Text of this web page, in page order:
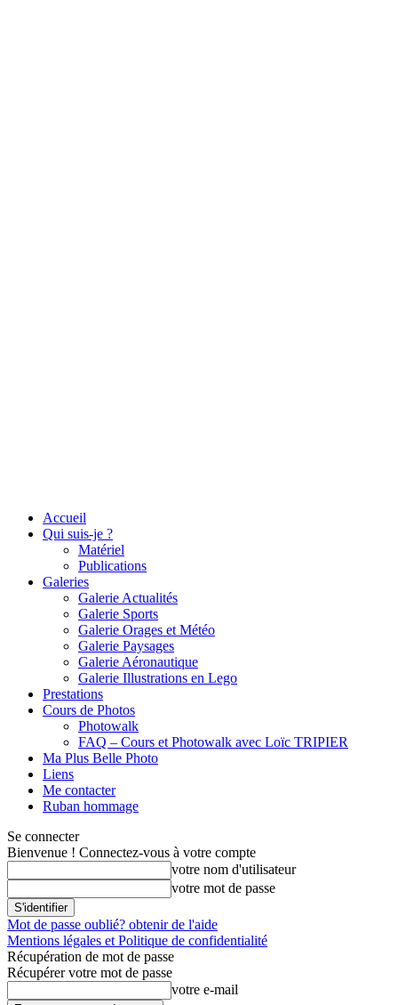
Accueil
Qui suis-je ?
Matériel
Publications
Galeries
Galerie Actualités
Galerie Sports
Galerie Orages et Météo
Galerie Paysages
Galerie Aéronautique
Galerie Illustrations en Lego
Prestations
Cours de Photos
Photowalk
FAQ – Cours et Photowalk avec Loïc TRIPIER
Ma Plus Belle Photo
Liens
Me contacter
Ruban hommage
Se connecter
Bienvenue ! Connectez-vous à votre compte
votre nom d'utilisateur
votre mot de passe
Mot de passe oublié? obtenir de l'aide
Mentions légales et Politique de confidentialité
Récupération de mot de passe
Récupérer votre mot de passe
votre e-mail